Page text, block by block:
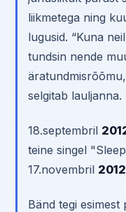
liikmetega ning
lugusid. “Kuna
tundsin nende
selgitab lauljanna.
18.septembril
teine singel
17.novembril 2012
Bänd tegi esimest